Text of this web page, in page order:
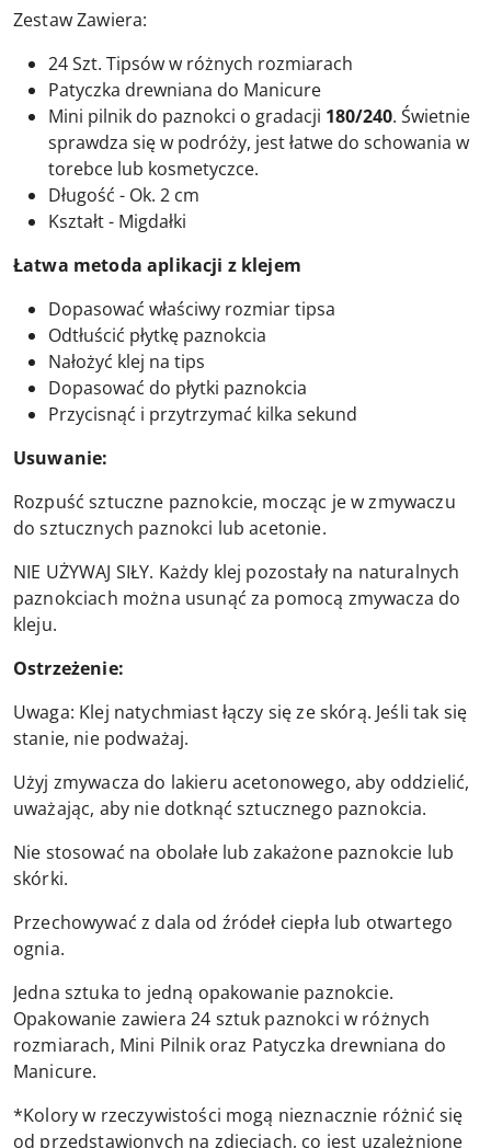
Zestaw Zawiera:
24 Szt. Tipsów w różnych rozmiarach
Patyczka drewniana do Manicure
Mini pilnik do paznokci o gradacji 180/240. Świetnie
sprawdza się w podróży, jest łatwe do schowania w
torebce lub kosmetyczce.
Długość - Ok. 2 cm
Kształt - Migdałki
Łatwa metoda aplikacji z klejem
Dopasować właściwy rozmiar tipsa
Odtłuścić płytkę paznokcia
Nałożyć klej na tips
Dopasować do płytki paznokcia
Przycisnąć i przytrzymać kilka sekund
Usuwanie:
Rozpuść sztuczne paznokcie, mocząc je w zmywaczu
do sztucznych paznokci lub acetonie.
NIE UŻYWAJ SIŁY. Każdy klej pozostały na naturalnych
paznokciach można usunąć za pomocą zmywacza do
kleju.
Ostrzeżenie:
Uwaga: Klej natychmiast łączy się ze skórą. Jeśli tak się
stanie, nie podważaj.
Użyj zmywacza do lakieru acetonowego, aby oddzielić,
uważając, aby nie dotknąć sztucznego paznokcia.
Nie stosować na obolałe lub zakażone paznokcie lub
skórki.
Przechowywać z dala od źródeł ciepła lub otwartego
ognia.
Jedna sztuka to jedną opakowanie paznokcie.
Opakowanie zawiera 24 sztuk paznokci w różnych
rozmiarach, Mini Pilnik oraz Patyczka drewniana do
Manicure.
*Kolory w rzeczywistości mogą nieznacznie różnić się
od przedstawionych na zdjęciach, co jest uzależnione